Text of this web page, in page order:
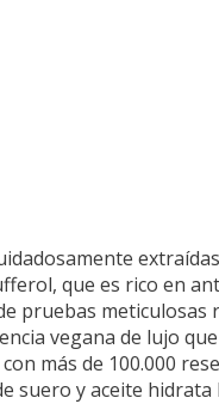
que es rico en
pruebas
vegana de lujo
más de 100.000
suero y aceite